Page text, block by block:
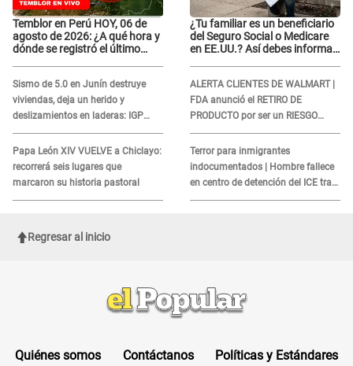
Temblor en Perú HOY, 06 de
agosto de 2026: ¿A qué hora y
dónde se registró el último
Sismo de 5.0 en Junín destruye
viviendas, deja un herido y
deslizamientos en laderas: IGP
alerta sobre posibles réplicas
Papa León XIV VUELVE a Chiclayo:
recorrerá seis lugares que
marcaron su historia pastoral
¿Tu familiar es un beneficiario
del Seguro Social o Medicare
en EE.UU.? Así debes informar
ALERTA CLIENTES DE WALMART |
FDA anunció el RETIRO DE
PRODUCTO por ser un RIESGO
MORTAL para consumidores: ¿Cuál
es?
Terror para inmigrantes
indocumentados | Hombre fallece
en centro de detención del ICE tras
sufrir una "emergencia médica"
Regresar al inicio
Quiénes somos Contáctanos
Políticas y Estándares